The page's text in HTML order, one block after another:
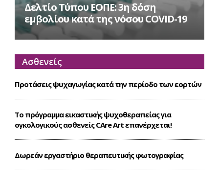
Δελτίο Τύπου ΕΟΠΕ: 3η δόση
εμβολίου κατά της νόσου COVID-19
Ασθενείς
Προτάσεις ψυχαγωγίας κατά την περίοδο των εορτών
Το πρόγραμμα εικαστικής ψυχοθεραπείας για
ογκολογικούς ασθενείς CΑre Art επανέρχεται!
Δωρεάν εργαστήριο θεραπευτικής φωτογραφίας